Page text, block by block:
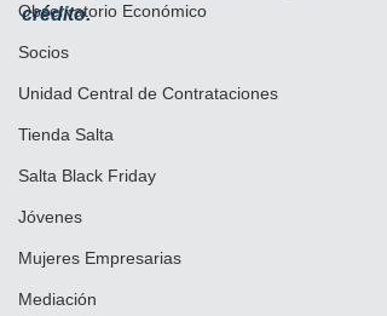
Observatorio Económico
Socios
Unidad Central de Contrataciones
Tienda Salta
Salta Black Friday
Jóvenes
Mujeres Empresarias
Mediación
crédito.